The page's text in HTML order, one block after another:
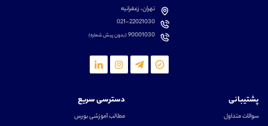
تهران، زعفرانیه
021-22021030
90001030(بدون پیش شماره)
پشتیبانی
سوالات متداول
دسترسی سریع
مطالب آموزشی بورس